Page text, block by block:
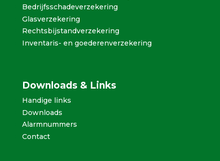
Bedrijfsschadeverzekering
Glasverzekering
Rechtsbijstandverzekering
Inventaris- en goederenverzekering
Downloads & Links
Handige links
Downloads
Alarmnummers
Contact